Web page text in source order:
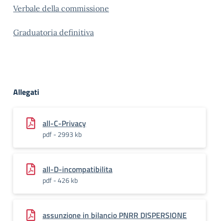
Verbale della commissione
Graduatoria definitiva
Allegati
all-C-Privacy
pdf - 2993 kb
all-D-incompatibilita
pdf - 426 kb
assunzione in bilancio PNRR DISPERSIONE